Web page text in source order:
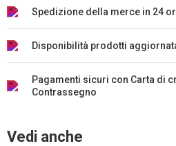
Spedizione della merce in 24
Disponibilità prodotti
Pagamenti sicuri con Carta di
Contrassegno
Vedi anche